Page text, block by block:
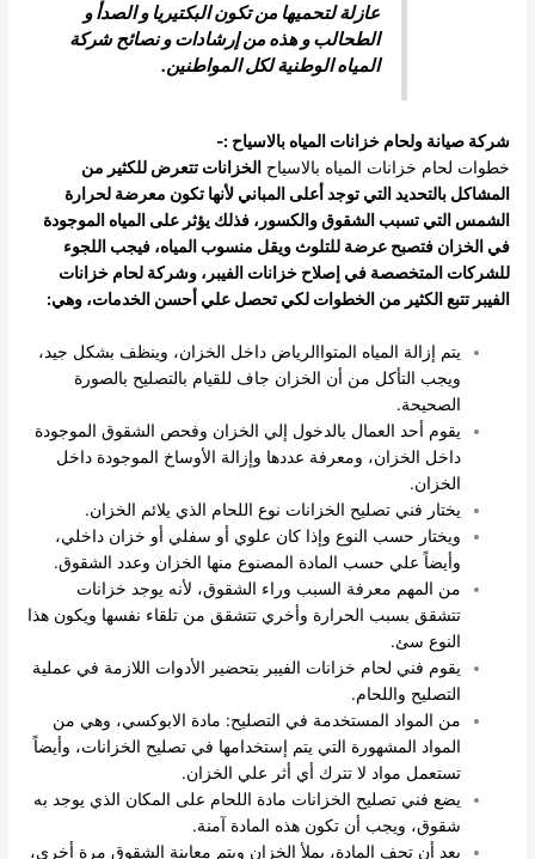
عازلة لتحميها من تكون البكتيريا و الصدأ و
الطحالب و هذه من إرشادات و نصائح شركة
المياه الوطنية لكل المواطنين.
شركة صيانة ولحام خزانات المياه بالاسياح :-
خطوات لحام خزانات المياه بالاسياح الخزانات تتعرض للكثير من
المشاكل بالتحديد التي توجد أعلى المباني لأنها تكون معرضة لحرارة
الشمس التي تسبب الشقوق والكسور، فذلك يؤثر على المياه الموجودة
في الخزان فتصبح عرضة للتلوث ويقل منسوب المياه، فيجب اللجوء
للشركات المتخصصة في إصلاح خزانات الفيبر، وشركة لحام خزانات
الفيبر تتبع الكثير من الخطوات لكي تحصل علي أحسن الخدمات، وهي:
يتم إزالة المياه المتواالرياض داخل الخزان، وينظف بشكل جيد،
ويجب التأكل من أن الخزان جاف للقيام بالتصليح بالصورة
الصحيحة.
يقوم أحد العمال بالدخول إلي الخزان وفحص الشقوق الموجودة
داخل الخزان، ومعرفة عددها وإزالة الأوساخ الموجودة داخل
الخزان.
يختار فني تصليح الخزانات نوع اللحام الذي يلائم الخزان.
ويختار حسب النوع وإذا كان علوي أو سفلي أو خزان داخلي،
وأيضاً علي حسب المادة المصنوع منها الخزان وعدد الشقوق.
من المهم معرفة السبب وراء الشقوق، لأنه يوجد خزانات
تتشقق بسبب الحرارة وأخري تتشقق من تلقاء نفسها ويكون هذا
النوع سئ.
يقوم فني لحام خزانات الفيبر بتحضير الأدوات اللازمة في عملية
التصليح واللحام.
من المواد المستخدمة في التصليح: مادة الابوكسي، وهي من
المواد المشهورة التي يتم إستخدامها في تصليح الخزانات، وأيضاً
تستعمل مواد لا تترك أي أثر علي الخزان.
يضع فني تصليح الخزانات مادة اللحام على المكان الذي يوجد به
شقوق، ويجب أن تكون هذه المادة آمنة.
بعد أن تجف المادة، يملأ الخزان ويتم معاينة الشقوق مرة أخرى،